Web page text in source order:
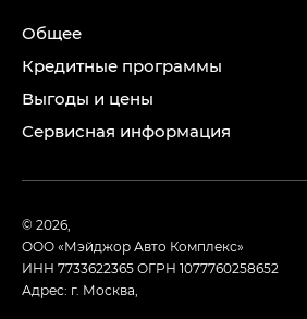
Общее
Кредитные программы
Выгоды и цены
Сервисная информация
© 2026,
ООО «Мэйджор Авто Комплекс»
ИНН 7733622365ОГРН 1077760258652
Адрес: г. Москва,